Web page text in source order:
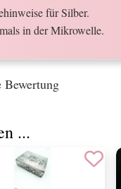
für Silber.
in der Mikrowelle.
Bewertung
...